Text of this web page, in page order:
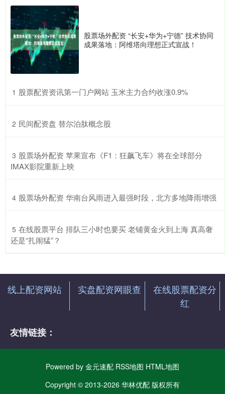
股票场外配资 “长安+华为+宁德” 技术协同
成果落地：阿维塔向理想正式宣战！
1 ​股票配资资讯第一门户网站 玉米主力合约收涨0.9%
2 ​民间配资盘 替尔泊肽概念股
3 ​股票场外配资 苹果宣布《F1：狂飙飞车》将在全球部分
IMAX影院重新上映
4 ​股票场外配资 华南台风雨进入最强时段，北方多地降雨增强
5 ​在线股票平台 排队三小时也要买 老铺黄金火到上海 真高奢
还是“扎闹猛”？
线上配资网站 实盘配资网眼查
在线股票配资分
红
友情链接：
Powered by 金元速配 RSS地图 HTML地图
Copyright © 2013-2026 华林优配 版权所有